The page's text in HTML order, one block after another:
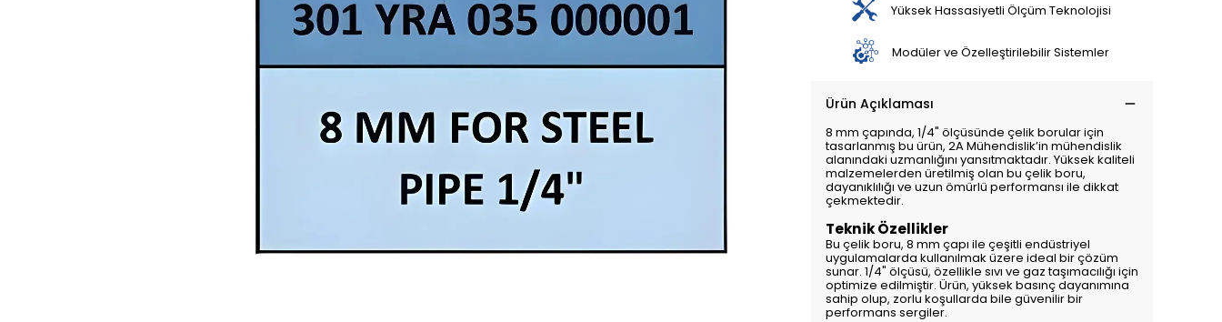
Yüksek Hassasiyetli Ölçüm Teknolojisi
Modüler ve Özelleştirilebilir Sistemler
Ürün Açıklaması
8 mm çapında, 1/4" ölçüsünde çelik borular için
tasarlanmış bu ürün, 2A Mühendislik’in mühendislik
alanındaki uzmanlığını yansıtmaktadır. Yüksek kaliteli
malzemelerden üretilmiş olan bu çelik boru,
dayanıklılığı ve uzun ömürlü performansı ile dikkat
çekmektedir.
Teknik Özellikler
Bu çelik boru, 8 mm çapı ile çeşitli endüstriyel
uygulamalarda kullanılmak üzere ideal bir çözüm
sunar. 1/4" ölçüsü, özellikle sıvı ve gaz taşımacılığı için
optimize edilmiştir. Ürün, yüksek basınç dayanımına
sahip olup, zorlu koşullarda bile güvenilir bir
performans sergiler.